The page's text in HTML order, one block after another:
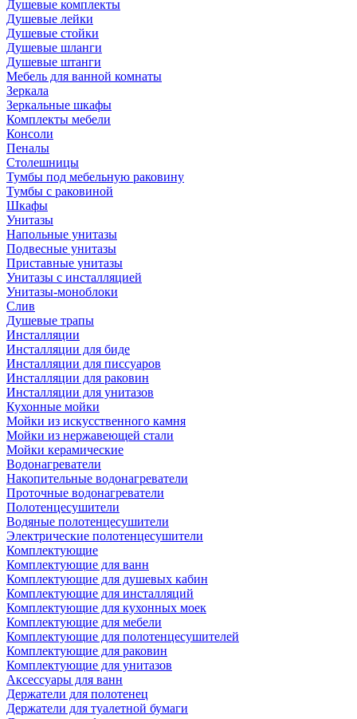
Душевые комплекты
Душевые лейки
Душевые стойки
Душевые шланги
Душевые штанги
Мебель для ванной комнаты
Зеркала
Зеркальные шкафы
Комплекты мебели
Консоли
Пеналы
Столешницы
Тумбы под мебельную раковину
Тумбы с раковиной
Шкафы
Унитазы
Напольные унитазы
Подвесные унитазы
Приставные унитазы
Унитазы с инсталляцией
Унитазы-моноблоки
Слив
Душевые трапы
Инсталляции
Инсталляции для биде
Инсталляции для писсуаров
Инсталляции для раковин
Инсталляции для унитазов
Кухонные мойки
Мойки из искусственного камня
Мойки из нержавеющей стали
Мойки керамические
Водонагреватели
Накопительные водонагреватели
Проточные водонагреватели
Полотенцесушители
Водяные полотенцесушители
Электрические полотенцесушители
Комплектующие
Комплектующие для ванн
Комплектующие для душевых кабин
Комплектующие для инсталляций
Комплектующие для кухонных моек
Комплектующие для мебели
Комплектующие для полотенцесушителей
Комплектующие для раковин
Комплектующие для унитазов
Аксессуары для ванн
Держатели для полотенец
Держатели для туалетной бумаги